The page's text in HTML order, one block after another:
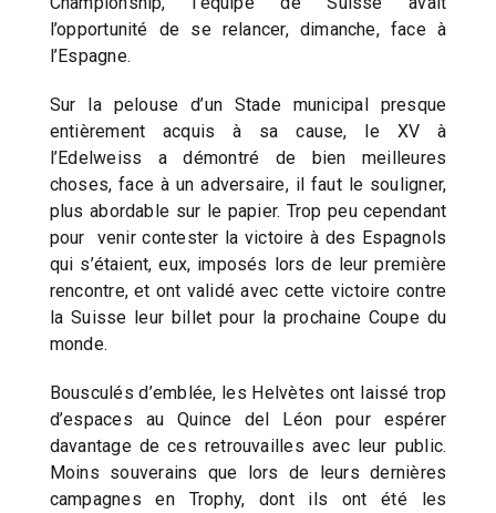
l’opportunité de se relancer, dimanche, face à
l’Espagne.
Sur la pelouse d’un Stade municipal presque
entièrement acquis à sa cause, le XV à
l’Edelweiss a démontré de bien meilleures
choses, face à un adversaire, il faut le souligner,
plus abordable sur le papier. Trop peu cependant
pour venir contester la victoire à des Espagnols
qui s’étaient, eux, imposés lors de leur première
rencontre, et ont validé avec cette victoire contre
la Suisse leur billet pour la prochaine Coupe du
monde.
Bousculés d’emblée, les Helvètes ont laissé trop
d’espaces au Quince del Léon pour espérer
davantage de ces retrouvailles avec leur public.
Moins souverains que lors de leurs dernières
campagnes en Trophy, dont ils ont été les